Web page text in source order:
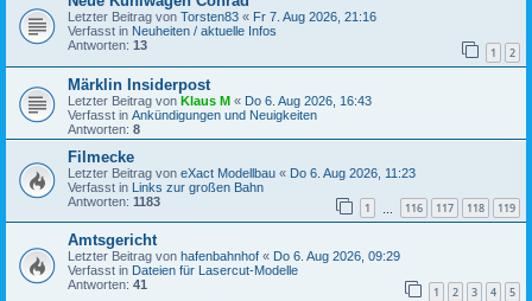
Letzter Beitrag von Torsten83 « Fr 7. Aug 2026, 21:16
Verfasst in Neuheiten / aktuelle Infos
Antworten: 13 1 2
Märklin Insiderpost
Letzter Beitrag von Klaus M « Do 6. Aug 2026, 16:43
Verfasst in Ankündigungen und Neuigkeiten
Antworten: 8
Filmecke
Letzter Beitrag von eXact Modellbau « Do 6. Aug 2026, 11:23
Verfasst in Links zur großen Bahn
Antworten: 1183 1 116 117 118 119
Amtsgericht
Letzter Beitrag von hafenbahnhof « Do 6. Aug 2026, 09:29
Verfasst in Dateien für Lasercut-Modelle
Antworten: 41 1 2 3 4 5